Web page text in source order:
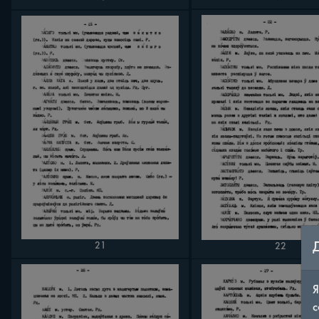
21 22